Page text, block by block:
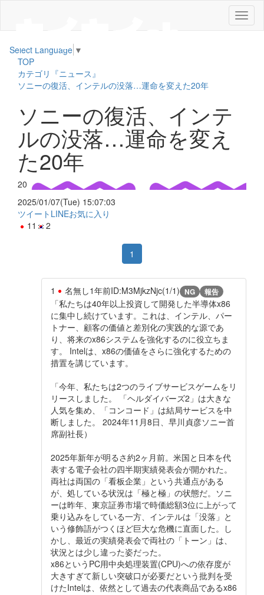
メ
ニ
Select Language ▼
TOP
カテゴリ『ニュース』
ソニーの復活、インテルの没落…運命を変えた20年
ソニーの復活、インテ
ルの没落…運命を変え
た20年
20
2025/01/07(Tue) 15:07:03
ツイート LINEお気に入り
11
2
1
1 名無し1年前ID:M3MjkzNjc(1/1) NG 報告
「私たちは40年以上投資して開発した半導体x86
に集中し続けています。これは、インテル、パー
トナー、顧客の価値と差別化の実践的な源であ
り、将来のx86システムを強化するのに役立ちま
す。 Intelは、x86の価値をさらに強化するための
措置を講じています。
「今年、私たちは2つのライブサービスゲームをリ
リースしました。 「ヘルダイバーズ2」は大きな
人気を集め、「コンコード」は結局サービスを中
断しました。 2024年11月8日、早川貞彦ソニー首
席副社長）
2025年新年が明るさ約2ヶ月前。米国と日本を代
表する電子会社の四半期実績発表会が開かれた。
両社は両国の「看板企業」という共通点がある
が、処している状況は「極と極」の状態だ。ソニ
ーは昨年、東京証券市場で時価総額3位に上がって
乗り込みをしている一方、インテルは「没落」と
いう修飾語がつくほど巨大な危機に直面した。し
かし、最近の実績発表会で両社の「トーン」は、
状況とは少し違った姿だった。
x86というPC用中央処理装置(CPU)への依存度が
大きすぎて新しい突破口が必要だという批判を受
けたIntelは、依然として過去の代表商品であるx86